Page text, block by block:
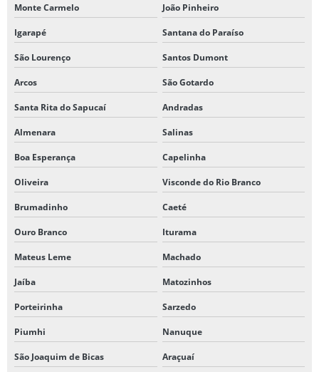
Monte Carmelo João Pinheiro
Igarapé Santana do Paraíso
São Lourenço Santos Dumont
Arcos São Gotardo
Santa Rita do Sapucaí Andradas
Almenara Salinas
Boa Esperança Capelinha
Oliveira Visconde do Rio Branco
Brumadinho Caeté
Ouro Branco Iturama
Mateus Leme Machado
Jaíba Matozinhos
Porteirinha Sarzedo
Piumhi Nanuque
São Joaquim de Bicas Araçuaí